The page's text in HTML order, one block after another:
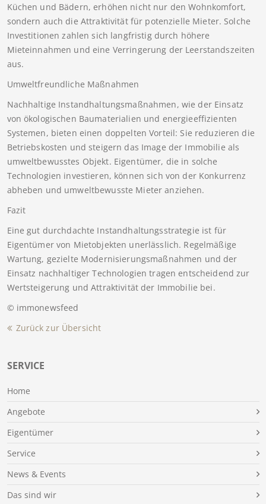
SERVICE
Home
Angebote
Eigentümer
Service
News & Events
Das sind wir
Küchen und Bädern, erhöhen nicht nur den Wohnkomfort,
sondern auch die Attraktivität für potenzielle Mieter. Solche
Investitionen zahlen sich langfristig durch höhere
Mieteinnahmen und eine Verringerung der Leerstandszeiten
aus.
Umweltfreundliche Maßnahmen
Nachhaltige Instandhaltungsmaßnahmen, wie der Einsatz
von ökologischen Baumaterialien und energieeffizienten
Systemen, bieten einen doppelten Vorteil: Sie reduzieren die
Betriebskosten und steigern das Image der Immobilie als
umweltbewusstes Objekt. Eigentümer, die in solche
Technologien investieren, können sich von der Konkurrenz
abheben und umweltbewusste Mieter anziehen.
Fazit
Eine gut durchdachte Instandhaltungsstrategie ist für
Eigentümer von Mietobjekten unerlässlich. Regelmäßige
Wartung, gezielte Modernisierungsmaßnahmen und der
Einsatz nachhaltiger Technologien tragen entscheidend zur
Wertsteigerung und Attraktivität der Immobilie bei.
© immonewsfeed
Zurück zur Übersicht